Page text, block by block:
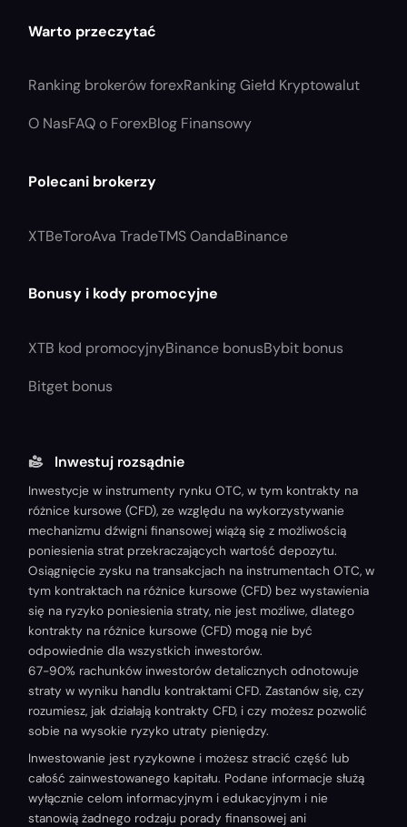
Warto przeczytać
Ranking brokerów forexRanking Giełd Kryptowalut
O NasFAQ o ForexBlog Finansowy
Polecani brokerzy
XTBeToroAva TradeTMS OandaBinance
Bonusy i kody promocyjne
XTB kod promocyjnyBinance bonusBybit bonus
Bitget bonus
Inwestuj rozsądnie
Inwestycje w instrumenty rynku OTC, w tym kontrakty na
różnice kursowe (CFD), ze względu na wykorzystywanie
mechanizmu dźwigni finansowej wiążą się z możliwością
poniesienia strat przekraczających wartość depozytu.
Osiągnięcie zysku na transakcjach na instrumentach OTC, w
tym kontraktach na różnice kursowe (CFD) bez wystawienia
się na ryzyko poniesienia straty, nie jest możliwe, dlatego
kontrakty na różnice kursowe (CFD) mogą nie być
odpowiednie dla wszystkich inwestorów.
67-90% rachunków inwestorów detalicznych odnotowuje
straty w wyniku handlu kontraktami CFD. Zastanów się, czy
rozumiesz, jak działają kontrakty CFD, i czy możesz pozwolić
sobie na wysokie ryzyko utraty pieniędzy.
Inwestowanie jest ryzykowne i możesz stracić część lub
całość zainwestowanego kapitału. Podane informacje służą
wyłącznie celom informacyjnym i edukacyjnym i nie
stanowią żadnego rodzaju porady finansowej ani